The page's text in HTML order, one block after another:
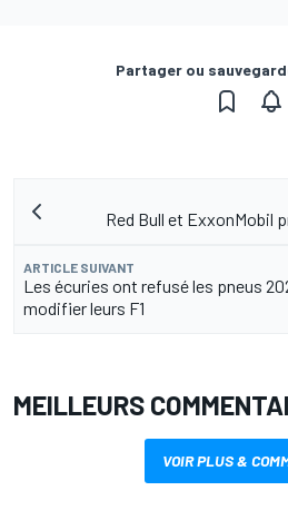
Partager ou
Red Bull et ExxonMobil
ARTICLE SUIVANT
Les écuries ont refusé les pneus
modifier leurs F1
MEILLEURS
VOIR PLUS &